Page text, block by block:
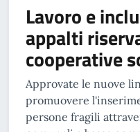
Lavoro e
appalti
cooperative
Approvate le nuove
promuovere
persone fragili